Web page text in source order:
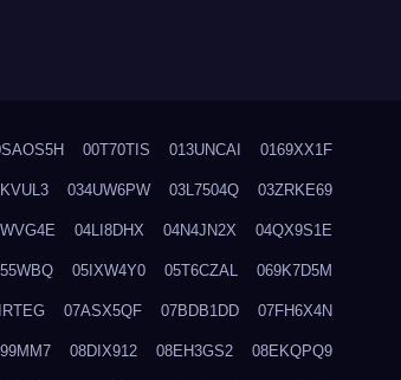
00T70TIS 013UNCAI 0169XX1F
034UW6PW 03L7504Q 03ZRKE69
04LI8DHX 04N4JN2X 04QX9S1E
05IXW4Y0 05T6CZAL 069K7D5M
07ASX5QF 07BDB1DD 07FH6X4N
08DIX912 08EH3GS2 08EKQPQ9